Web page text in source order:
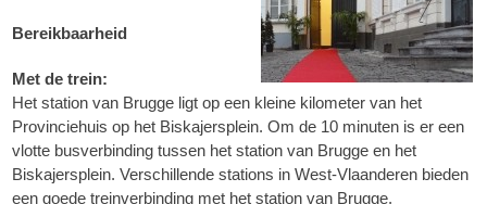
Bereikbaarheid
Met de trein:
Het station van Brugge ligt op een kleine kilometer van het
Provinciehuis op het Biskajersplein. Om de 10 minuten is er een
vlotte busverbinding tussen het station van Brugge en het
Biskajersplein. Verschillende stations in West-Vlaanderen bieden
een goede treinverbinding met het station van Brugge.